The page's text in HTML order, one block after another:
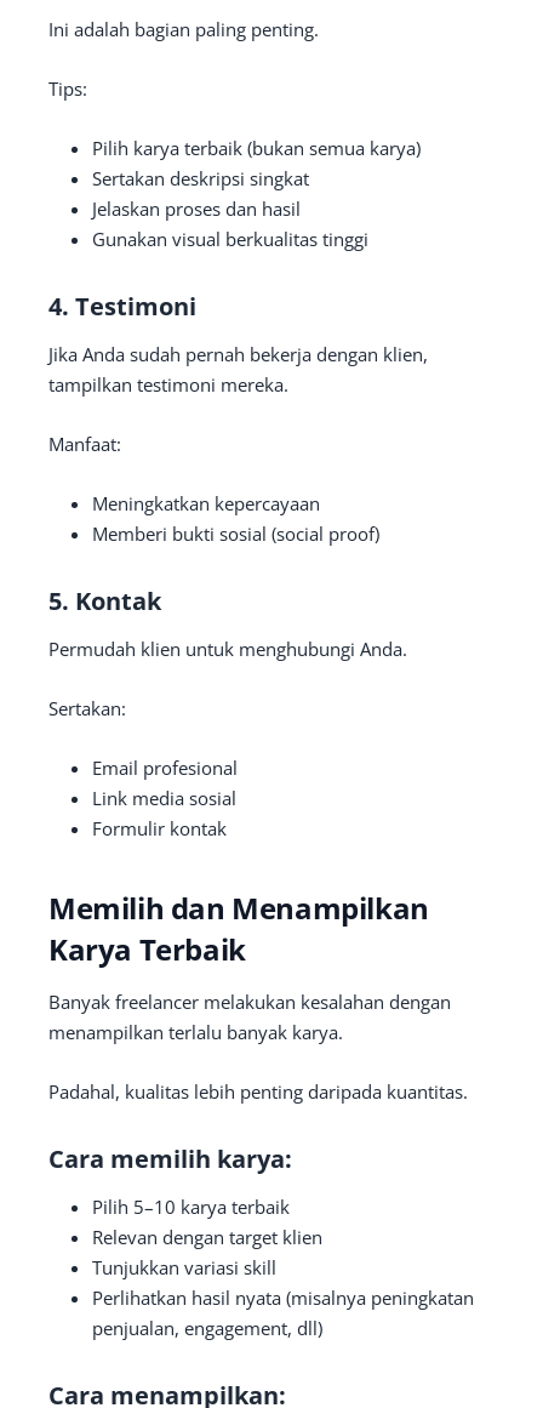
Ini adalah bagian paling penting.
Tips:
Pilih karya terbaik (bukan semua karya)
Sertakan deskripsi singkat
Jelaskan proses dan hasil
Gunakan visual berkualitas tinggi
4. Testimoni
Jika Anda sudah pernah bekerja dengan klien,
tampilkan testimoni mereka.
Manfaat:
Meningkatkan kepercayaan
Memberi bukti sosial (social proof)
5. Kontak
Permudah klien untuk menghubungi Anda.
Sertakan:
Email profesional
Link media sosial
Formulir kontak
Memilih dan Menampilkan
Karya Terbaik
Banyak freelancer melakukan kesalahan dengan
menampilkan terlalu banyak karya.
Padahal, kualitas lebih penting daripada kuantitas.
Cara memilih karya:
Pilih 5–10 karya terbaik
Relevan dengan target klien
Tunjukkan variasi skill
Perlihatkan hasil nyata (misalnya peningkatan
penjualan, engagement, dll)
Cara menampilkan: